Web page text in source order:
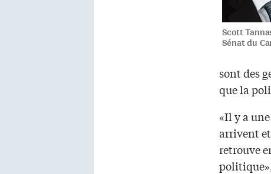
Scott
Sénat du
sont des
que la
«Il y a
arrivent
retrouve